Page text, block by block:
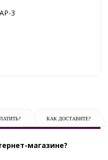
3
КАК ДОСТАВИТЕ?
магазине?